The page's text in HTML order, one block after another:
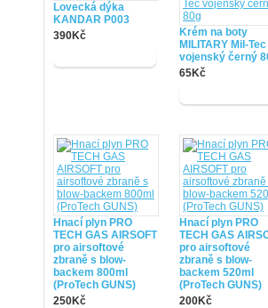
Lovecká dýka
KANDAR P003
390Kč
Krém na boty
MILITARY Mil-Tec
vojenský černý
65Kč
Hnací plyn PRO
TECH GAS AIRSOFT
pro airsoftové
zbraně s blow-
backem 800ml
(ProTech GUNS)
250Kč
Hnací plyn PRO
TECH GAS
pro airsoftové
zbraně s blow-
backem 520ml
(ProTech GUNS)
200Kč